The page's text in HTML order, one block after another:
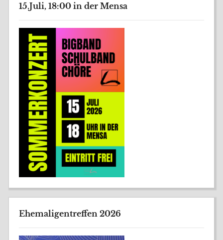
15.Juli, 18:00 in der Mensa
Ehemaligentreffen 2026